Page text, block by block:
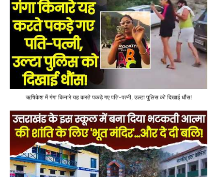
ऋषिकेश में गंगा किनारे यह करते पकड़े गए पति-पत्नी, उल्टा पुलिस को दिखाई धौंस!